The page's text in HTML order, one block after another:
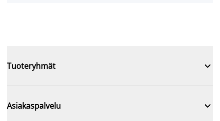
Tuoteryhmät 
Asiakaspalvelu 